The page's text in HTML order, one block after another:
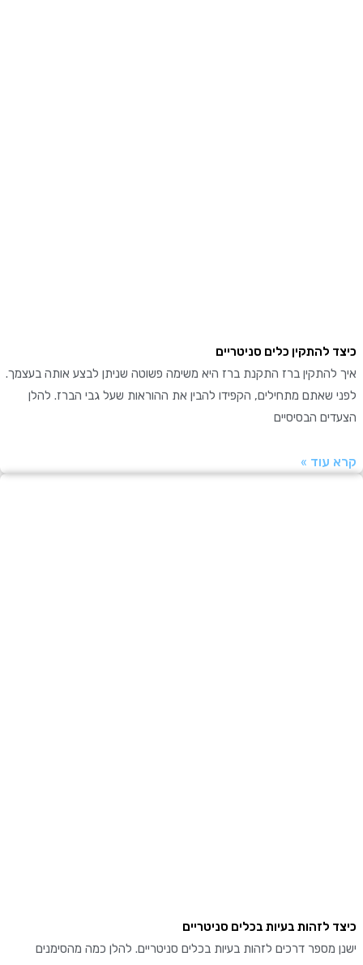
להתקין כלים סניטריים
ברז התקנת ברז היא משימה פשוטה שניתן לבצע אותה בעצמך.
שאתם מתחילים, הקפידו להבין את ההוראות שעל גבי הברז. להלן
הבסיסיים
»
לזהות בעיות בכלים סניטריים
מספר דרכים לזהות בעיות בכלים סניטריים. להלן כמה מהסימנים